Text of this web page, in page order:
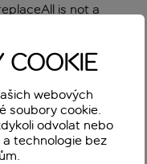
is not a
COOKIE
webových
soubory cookie.
odvolat nebo
technologie bez